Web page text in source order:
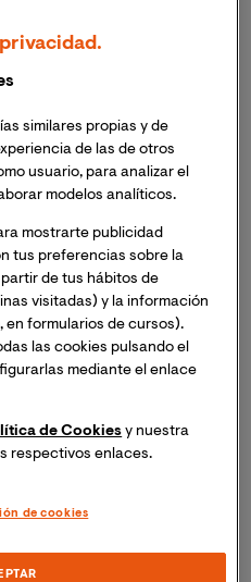
¿Qué significa
del concepto, la
atribuye al médico y
Robert Neil Butler que
“proceso de estereotipia
forma que el racismo y
color de la piel y el
imágenes simplificadas
social y son considerados
hacia ese
de detectarlos y
remite, en el caso de las
“edadismo”, vinculado a
de la edad.
a nivel de sociedad?
científica sobre este tema,
similares propias y de
de las de otros
usuario, para analizar el
modelos analíticos.
mostrarte publicidad
tus preferencias sobre la
de tus hábitos de
visitadas) y la información
en formularios de cursos).
las cookies pulsando el
mediante el enlace
de Cookies y nuestra
respectivos enlaces.
de cookies